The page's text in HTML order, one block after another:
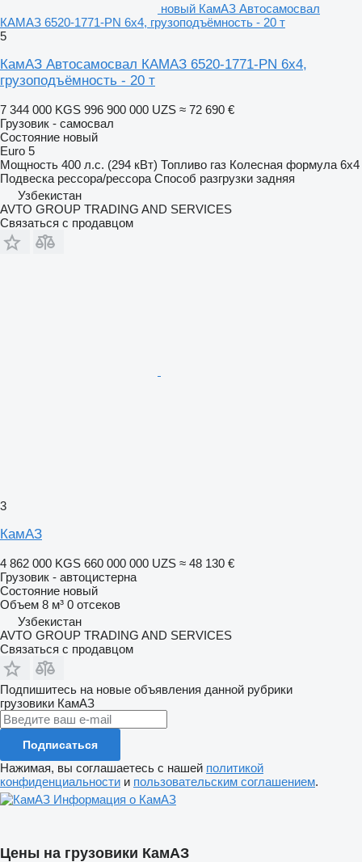
новый КамАЗ Автосамосвал
КАМАЗ 6520-1771-PN 6х4, грузоподъёмность - 20 т
5
КамАЗ Автосамосвал КАМАЗ 6520-1771-PN 6х4,
грузоподъёмность - 20 т
7 344 000 KGS 996 900 000 UZS ≈ 72 690 €
Грузовик - самосвал
Состояние новый
Euro 5
Мощность 400 л.с. (294 кВт) Топливо газ Колесная формула 6x4
Подвеска рессора/рессора Способ разгрузки задняя
Узбекистан
AVTO GROUP TRADING AND SERVICES
Связаться с продавцом
3
КамАЗ
4 862 000 KGS 660 000 000 UZS ≈ 48 130 €
Грузовик - автоцистерна
Состояние новый
Объем 8 м³ 0 отсеков
Узбекистан
AVTO GROUP TRADING AND SERVICES
Связаться с продавцом
Подпишитесь на новые объявления данной рубрики
грузовики КамАЗ
Подписаться
Нажимая, вы соглашаетесь с нашей политикой
конфиденциальности и пользовательским соглашением.
Информация о КамАЗ
Цены на грузовики КамАЗ